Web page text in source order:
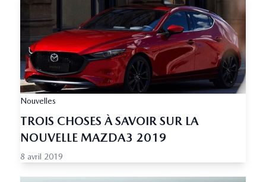
Nouvelles
TROIS CHOSES À SAVOIR SUR LA
NOUVELLE MAZDA3 2019
8 avril 2019